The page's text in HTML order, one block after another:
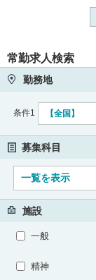
常勤求人検索
勤務地
条件1 【全国】
募集科目
一覧を表示
施設
一般
精神